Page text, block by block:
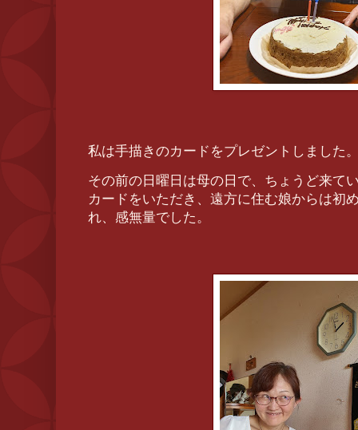
私は手描きのカードをプレゼントしました
その前の日曜日は母の日で、ちょうど来て
カードをいただき、遠方に住む娘からは初
れ、感無量でした。